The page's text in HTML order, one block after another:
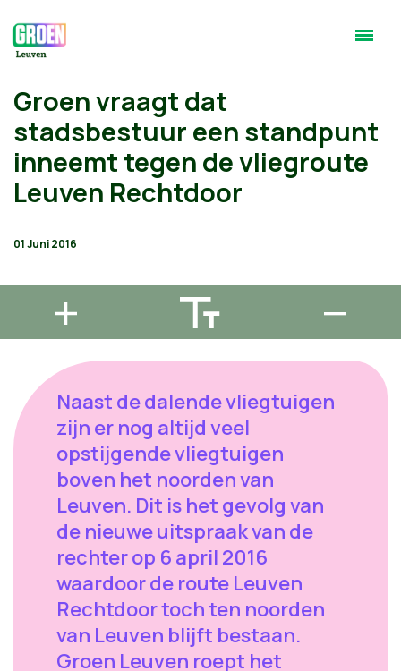
Groen vraagt dat
stadsbestuur een standpunt
inneemt tegen de vliegroute
Leuven Rechtdoor
01 Juni 2016
Naast de dalende vliegtuigen
zijn er nog altijd veel
opstijgende vliegtuigen
boven het noorden van
Leuven. Dit is het gevolg van
de nieuwe uitspraak van de
rechter op 6 april 2016
waardoor de route Leuven
Rechtdoor toch ten noorden
van Leuven blijft bestaan.
Groen Leuven roept het